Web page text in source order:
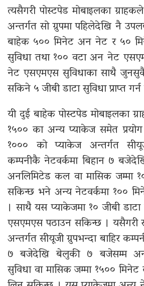
त्यसैगरी पोस्टपेड मोबाइलका
अन्तर्गत सो ग्रुपमा पहिलेदेखि नै
बाहेक ५०० मिनेट अन नेट र ५०
सुविधा तथा १०० वटा अन नेट
नेट एसएमएस सुविधाका साथै जुनसुकै
सकिने ५ जीबी डाटा सुविधा प्राप्त
यी दुई बाहेक पोस्टपेड मोबाइलका
१५०० का अन्य प्याकेज समेत
१००० को प्याकेज अन्तर्गत
कम्पनीकै नेटवर्कमा बिहान ७
अनलिमिटेड कल वा मासिक जम्मा
सकिन्छ भने अन्य नेटवर्कमा १००
। साथै यस प्याकेजमा १० जीबी
एसएमएस पठाउन सकिन्छ । यसैगरी
अन्तर्गत सीयूजी ग्रुपभन्दा बाहिर
७ बजेदेखि बेलुकी ७ बजेसम्म
सुविधा वा मासिक जम्मा १५००